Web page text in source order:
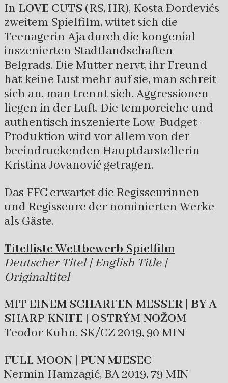
In LOVE CUTS (RS, HR), Kosta Đorđevićs
zweitem Spielfilm, wütet sich die
Teenagerin Aja durch die kongenial
inszenierten Stadtlandschaften
Belgrads. Die Mutter nervt, ihr Freund
hat keine Lust mehr auf sie, man schreit
sich an, man trennt sich. Aggressionen
liegen in der Luft. Die temporeiche und
authentisch inszenierte Low-Budget-
Produktion wird vor allem von der
beeindruckenden Hauptdarstellerin
Kristina Jovanović getragen.
Das FFC erwartet die Regisseurinnen
und Regisseure der nominierten Werke
als Gäste.
Titelliste Wettbewerb Spielfilm
Deutscher Titel | English Title |
Originaltitel
MIT EINEM SCHARFEN MESSER | BY A
SHARP KNIFE | OSTRÝM NOŽOM
Teodor Kuhn, SK/CZ 2019, 90 MIN
FULL MOON | PUN MJESEC
Nermin Hamzagić, BA 2019, 79 MIN